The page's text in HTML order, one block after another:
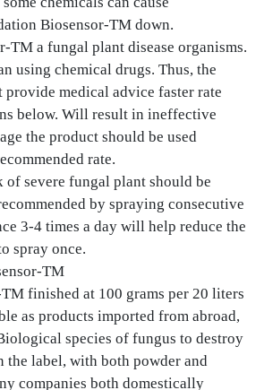
Biosensor-TM down.
TM a fungal plant disease organisms.
using chemical drugs. Thus, the
provide medical advice faster rate
below. Will result in ineffective
the product should be used
rate.
of severe fungal plant should be
by spraying consecutive
3-4 times a day will help reduce the
spray once.
TM
finished at 100 grams per 20 liters
as products imported from abroad,
species of fungus to destroy
the label, with both powder and
companies both domestically